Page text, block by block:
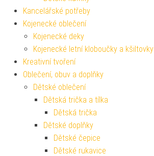
Kancelářské potřeby
Kojenecké oblečení
Kojenecké deky
Kojenecké letní kloboučky a kšiltovky
Kreativní tvoření
Oblečení, obuv a doplňky
Dětské oblečení
Dětská trička a tílka
Dětská trička
Dětské doplňky
Dětské čepice
Dětské rukavice